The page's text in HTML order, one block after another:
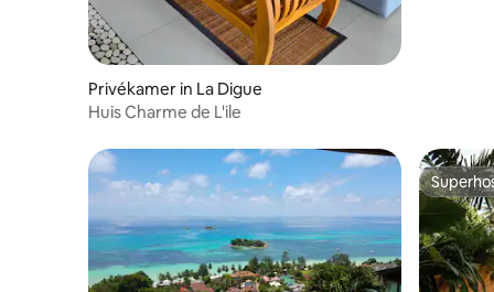
Privékamer in La Digue
Huis Charme de L'ile